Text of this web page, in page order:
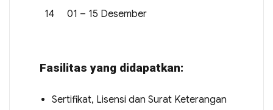
14 01 – 15 Desember
Fasilitas yang didapatkan:
Sertifikat, Lisensi dan Surat Keterangan